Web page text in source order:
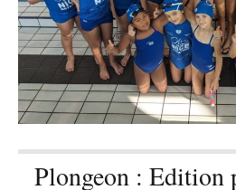
Plongeon : Edition